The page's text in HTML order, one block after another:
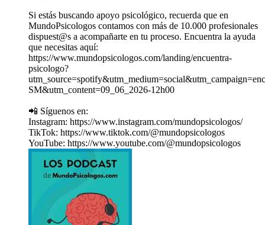
Si estás buscando apoyo psicológico, recuerda que en
MundoPsicologos contamos con más de 10.000 profesionales
dispuest@s a acompañarte en tu proceso. Encuentra la ayuda
que necesitas aquí:
https://www.mundopsicologos.com/landing/encuentra-
psicologo?
SM&utm_content=09_06_2026-12h00
📲 Síguenos en:
Instagram: ⁠https://www.instagram.com/mundopsicologos/
TikTok: ⁠https://www.tiktok.com/@mundopsicologos
YouTube: ⁠https://www.youtube.com/@mundopsicologos